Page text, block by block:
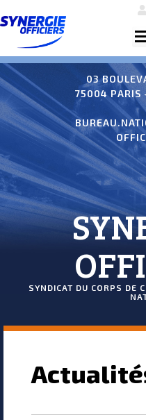
Aller
au
contenu
03
75004 PARIS
SYNDICAT DU CORPS DE